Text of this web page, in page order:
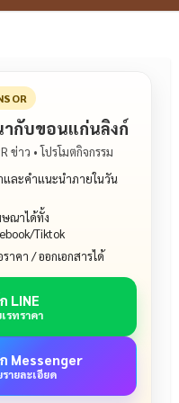
กับขอนแก่นลิงก์
ข่าว • โปรโมตกิจกรรม
าและคำแนะนำภายในวัน
ษณาได้ทั้ง
Tiktok
ราคา / ออกเอกสารได้
LINE
รทราคา
Messenger
ายละเอียด